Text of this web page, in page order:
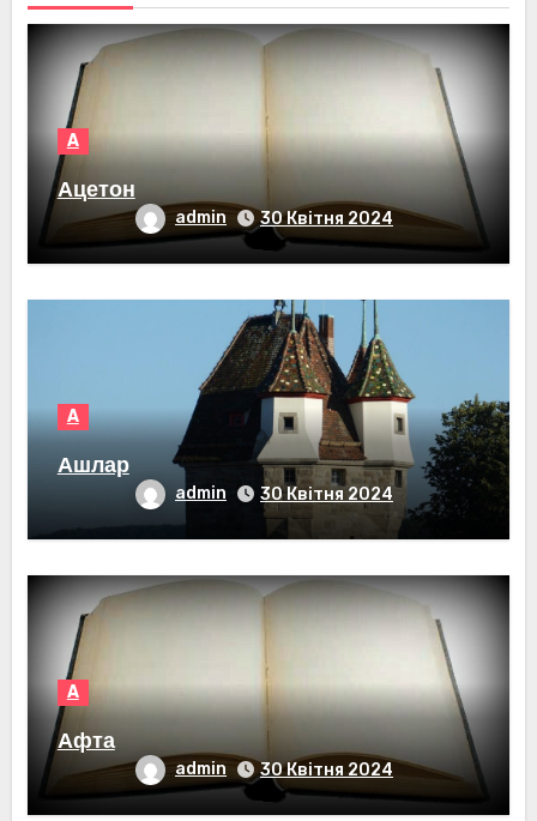
А
Ацетон
admin 30 Квітня 2024
А
Ашлар
admin 30 Квітня 2024
А
Афта
admin 30 Квітня 2024